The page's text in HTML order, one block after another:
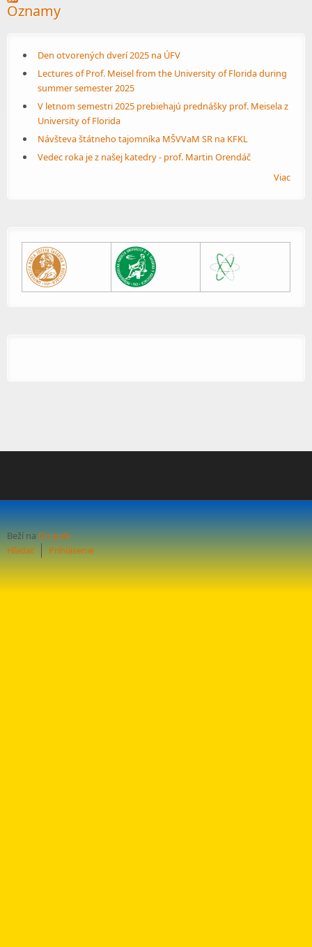
Oznamy
Den otvorených dverí 2025 na ÚFV
Lectures of Prof. Meisel from the University of Florida during
summer semester 2025
V letnom semestri 2025 prebiehajú prednášky prof. Meisela z
University of Florida
Návšteva štátneho tajomníka MŠVVaM SR na KFKL
Vedec roka je z našej katedry - prof. Martin Orendáč
Viac
Beží na Drupale
Hľadať
Prihlásenie